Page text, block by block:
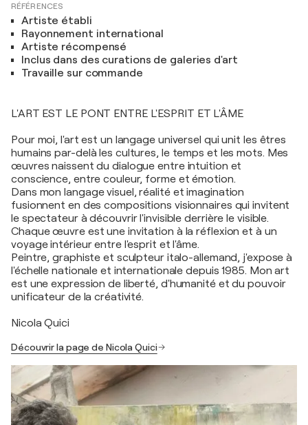
RÉFÉRENCES
Artiste établi
Rayonnement international
Artiste récompensé
Inclus dans des curations de galeries d'art
Travaille sur commande
L'ART EST LE PONT ENTRE L'ESPRIT ET L'ÂME
Pour moi, l'art est un langage universel qui unit les êtres
humains par-delà les cultures, le temps et les mots. Mes
œuvres naissent du dialogue entre intuition et
conscience, entre couleur, forme et émotion.
Dans mon langage visuel, réalité et imagination
fusionnent en des compositions visionnaires qui invitent
le spectateur à découvrir l'invisible derrière le visible.
Chaque œuvre est une invitation à la réflexion et à un
voyage intérieur entre l'esprit et l'âme.
Peintre, graphiste et sculpteur italo-allemand, j'expose à
l'échelle nationale et internationale depuis 1985. Mon art
est une expression de liberté, d'humanité et du pouvoir
unificateur de la créativité.
Nicola Quici
Découvrir la page de Nicola Quici